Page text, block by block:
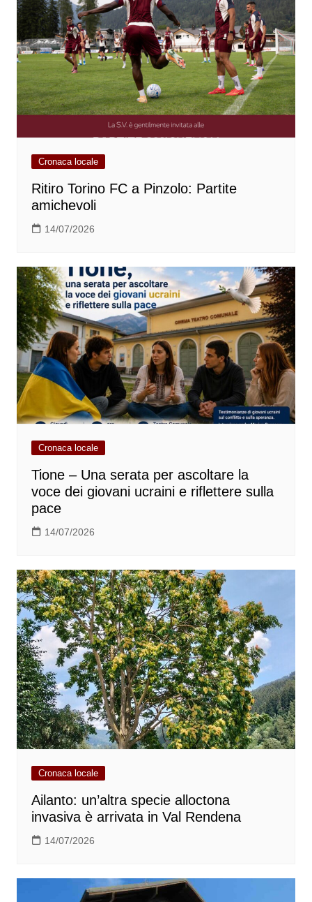
Cronaca locale
Ritiro Torino FC a Pinzolo: Partite
amichevoli
14/07/2026
Cronaca locale
Tione – Una serata per ascoltare la
voce dei giovani ucraini e riflettere sulla
pace
14/07/2026
Cronaca locale
Ailanto: un’altra specie alloctona
invasiva è arrivata in Val Rendena
14/07/2026